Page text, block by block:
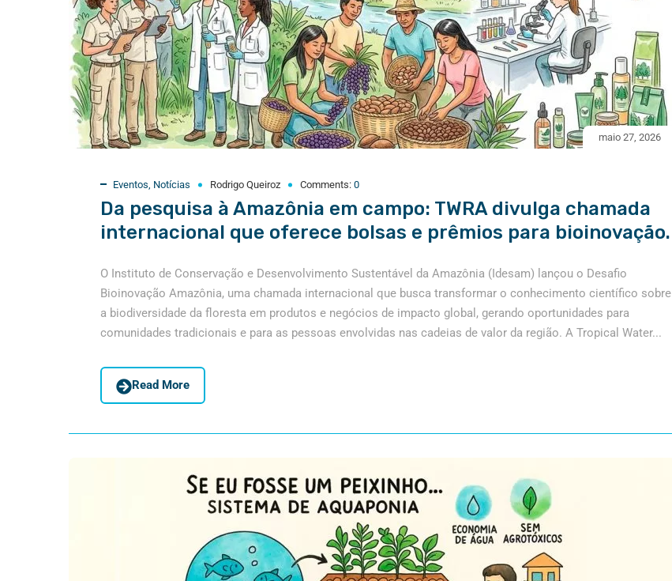
maio 27, 2026
Eventos, Notícias Rodrigo Queiroz Comments: 0
Da pesquisa à Amazônia em campo: TWRA divulga chamada
internacional que oferece bolsas e prêmios para bioinovação.
O Instituto de Conservação e Desenvolvimento Sustentável da Amazônia (Idesam) lançou o Desafio
Bioinovação Amazônia, uma chamada internacional que busca transformar o conhecimento científico sobre
a biodiversidade da floresta em produtos e negócios de impacto global, gerando oportunidades para
comunidades tradicionais e para as pessoas envolvidas nas cadeias de valor da região. A Tropical Water...
Read More